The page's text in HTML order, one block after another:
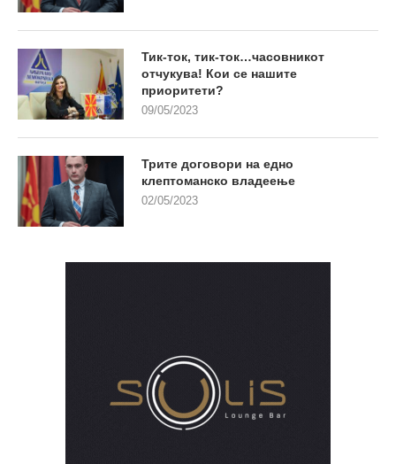
Тик-ток, тик-ток…часовникот
отчукува! Кои се нашите
приоритети?
09/05/2023
Трите договори на едно
клептоманско владеење
02/05/2023